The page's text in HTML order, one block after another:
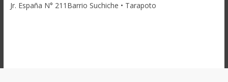
Jr. España N° 211Barrio Suchiche • Tarapoto